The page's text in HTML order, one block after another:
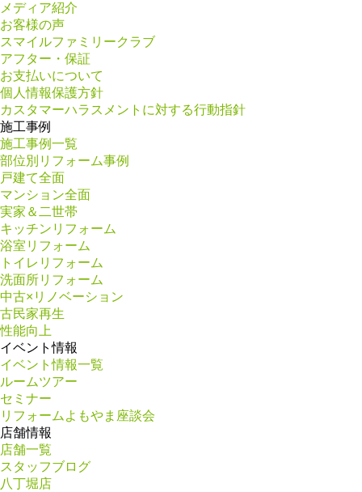
メディア紹介
お客様の声
スマイルファミリークラブ
アフター・保証
お支払いについて
個人情報保護方針
カスタマーハラスメントに対する行動指針
施工事例
施工事例一覧
部位別リフォーム事例
戸建て全面
マンション全面
実家＆二世帯
キッチンリフォーム
浴室リフォーム
トイレリフォーム
洗面所リフォーム
中古×リノベーション
古民家再生
性能向上
イベント情報
イベント情報一覧
ルームツアー
セミナー
リフォームよもやま座談会
店舗情報
店舗一覧
スタッフブログ
八丁堀店